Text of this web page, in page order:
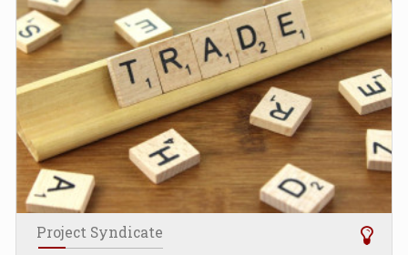
Project Syndicate